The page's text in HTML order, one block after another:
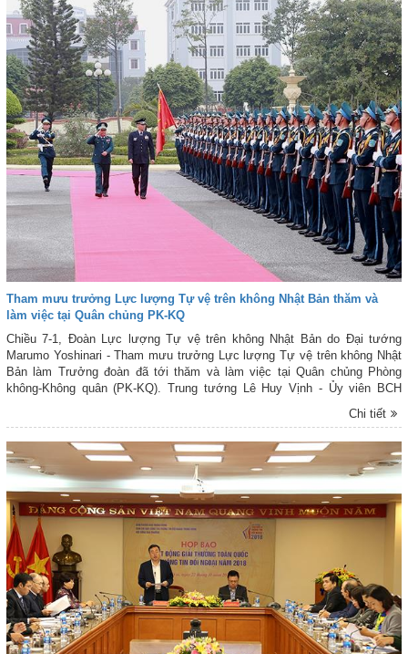
Tham mưu trưởng Lực lượng Tự vệ trên không Nhật Bản thăm và
làm việc tại Quân chủng PK-KQ
Chiều 7-1, Đoàn Lực lượng Tự vệ trên không Nhật Bản do Đại tướng
Marumo Yoshinari - Tham mưu trưởng Lực lượng Tự vệ trên không Nhật
Bản làm Trưởng đoàn đã tới thăm và làm việc tại Quân chủng Phòng
không-Không quân (PK-KQ). Trung tướng Lê Huy Vịnh - Ủy viên BCH
trì buổi đón tiếp và làm việc với Đoàn. Dự đón tiếp và làm việc với Đoàn
Chi tiết